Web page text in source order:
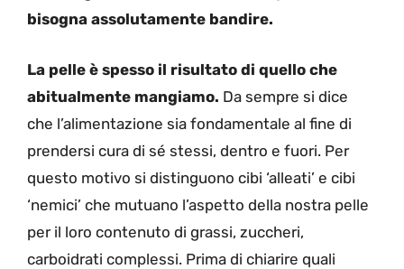
bisogna assolutamente bandire.
La pelle è spesso il risultato di quello che
abitualmente mangiamo. Da sempre si dice
che l’alimentazione sia fondamentale al fine di
prendersi cura di sé stessi, dentro e fuori. Per
questo motivo si distinguono cibi ‘alleati’ e cibi
‘nemici’ che mutuano l’aspetto della nostra pelle
per il loro contenuto di grassi, zuccheri,
carboidrati complessi. Prima di chiarire quali